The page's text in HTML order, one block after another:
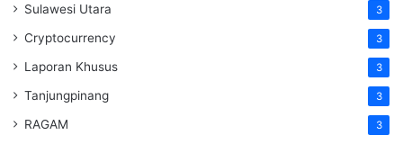
Sulawesi Utara 3
Cryptocurrency 3
Laporan Khusus 3
Tanjungpinang 3
RAGAM 3